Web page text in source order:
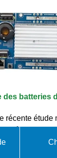
des batteries
récente étude
qu''après plus